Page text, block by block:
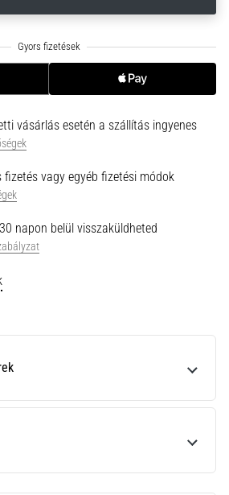
vásárlás esetén a szállítás ingyenes
fizetés vagy egyéb fizetési módok
napon belül visszaküldheted